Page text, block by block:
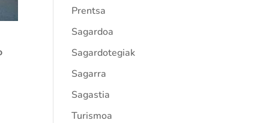
Prentsa
Sagardoa
Sagardotegiak
Sagarra
Sagastia
Turismoa